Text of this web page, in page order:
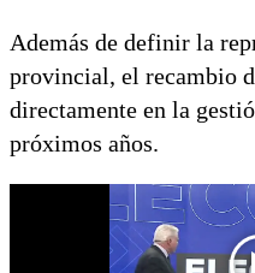
Además de definir la
provincial, el recambio
directamente en la
próximos años.